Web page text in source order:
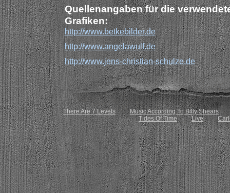
Quellenangaben für die
Grafiken:
http://www.betkebilder.de
http://www.angelawulf.de
http://www.jens-christian-schulze.de
There Are 7 Levels
Music According To Billy Shears
Tides Of Time
Live